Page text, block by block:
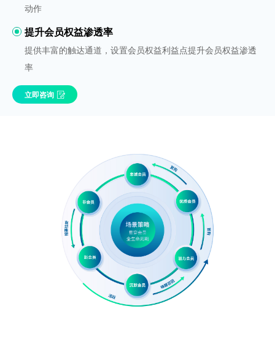
动作
提升会员权益渗透率
提供丰富的触达通道，设置会员权益利益点提升会员权益渗透
率
立即咨询